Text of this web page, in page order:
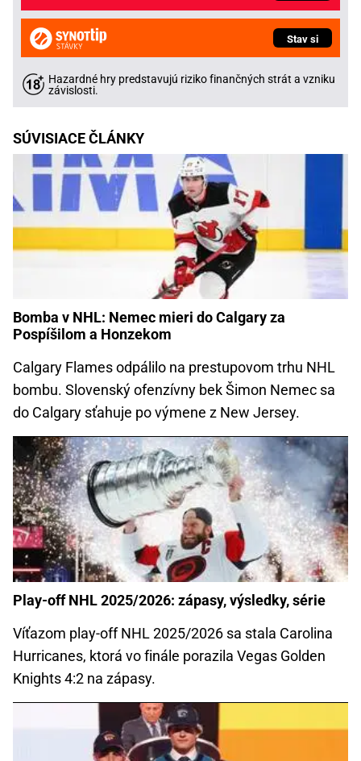
Stav si
Hazardné hry predstavujú riziko finančných strát a vzniku
závislosti.
SÚVISIACE ČLÁNKY
Bomba v NHL: Nemec mieri do Calgary za
Pospíšilom a Honzekom
Calgary Flames odpálilo na prestupovom trhu NHL
bombu. Slovenský ofenzívny bek Šimon Nemec sa
do Calgary sťahuje po výmene z New Jersey.
Play-off NHL 2025/2026: zápasy, výsledky, série
Víťazom play-off NHL 2025/2026 sa stala Carolina
Hurricanes, ktorá vo finále porazila Vegas Golden
Knights 4:2 na zápasy.